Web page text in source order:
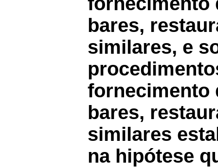
bares,
similares, e
fornecimento
bares,
similares
na hipótese